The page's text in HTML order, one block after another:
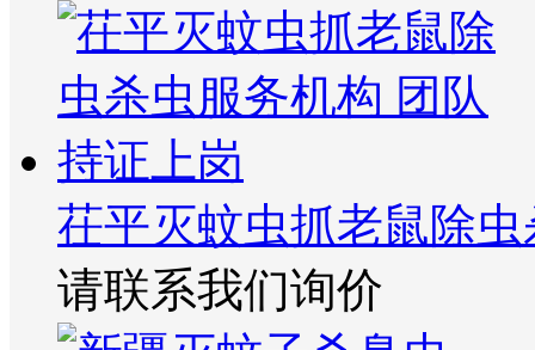
茌平灭蚊虫抓老鼠除
请联系我们询价